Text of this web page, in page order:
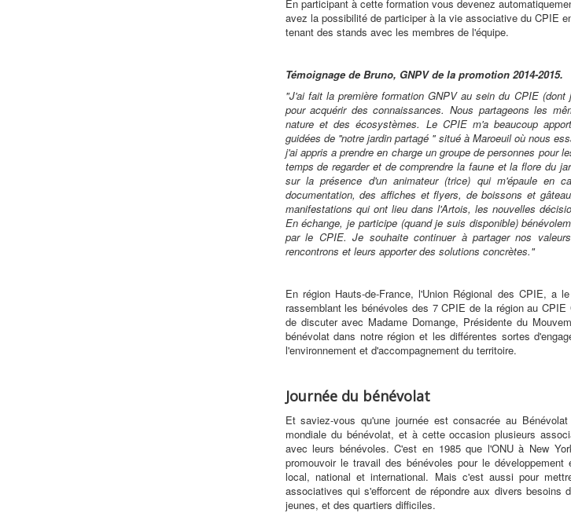
En participant à cette formation vous devenez
avez la possibilité de participer à la vie associative du CPIE
tenant des stands avec les membres de l'équipe.
Témoignage de Bruno, GNPV de la promotion 2014-2015.
"J'ai fait la première formation GNPV au sein du CPIE
pour acquérir des connaissances. Nous partageons les
nature et des écosystèmes. Le CPIE m'a beaucoup
guidées de ''notre jardin partagé '' situé à Maroeuil où nous
j'ai appris a prendre en charge un groupe de personnes pour
temps de regarder et de comprendre la faune et la flore du
sur la présence d'un animateur (trice) qui m'épaule en
documentation, des affiches et flyers, de boissons et
manifestations qui ont lieu dans l'Artois, les nouvelles
En échange, je participe (quand je suis disponible)
par le CPIE. Je souhaite continuer à partager nos
rencontrons et leurs apporter des solutions concrètes."
En région Hauts-de-France, l'Union Régional des CPIE, a
rassemblant les bénévoles des 7 CPIE de la région au
de discuter avec Madame Domange, Présidente du
bénévolat dans notre région et les différentes sortes
l'environnement et d'accompagnement du territoire.
Journée du bénévolat
Et saviez-vous qu'une journée est consacrée au
mondiale du bénévolat, et à cette occasion plusieurs
avec leurs bénévoles. C'est en 1985 que l'ONU à New
promouvoir le travail des bénévoles pour le
local, national et international. Mais c'est aussi pour
associatives qui s'efforcent de répondre aux divers besoins
jeunes, et des quartiers difficiles.